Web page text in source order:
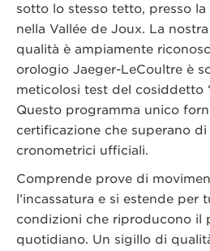
sotto lo stesso tetto, presso
nella Vallée de Joux. La
qualità è ampiamente
orologio Jaeger-LeCoultre è
meticolosi test del cosiddetto
Questo programma unico
certificazione che superano
cronometrici ufficiali.
Comprende prove di
l’incassatura e si estende
condizioni che riproducono il
quotidiano. Un sigillo di